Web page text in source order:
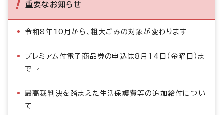
重要なお知らせ
令和8年10月から、粗大ごみの対象が変わります
プレミアム付電子商品券の申込は8月14日（金曜日）ま
で
最高裁判決を踏まえた生活保護費等の追加給付につい
て